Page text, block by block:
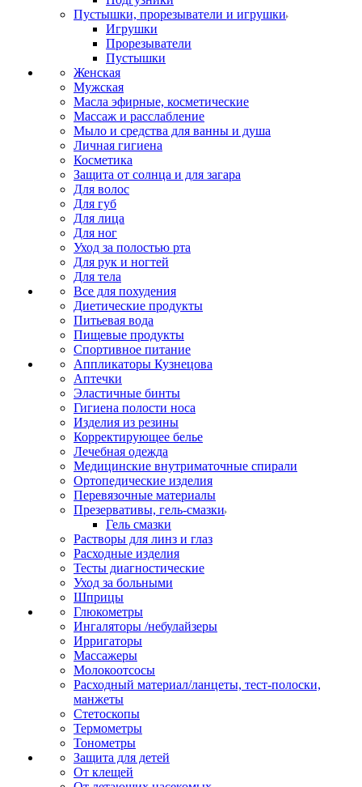
Пустышки, прорезыватели и игрушки
Игрушки
Прорезыватели
Пустышки
Женская
Мужская
Масла эфирные, косметические
Массаж и расслабление
Мыло и средства для ванны и душа
Личная гигиена
Косметика
Защита от солнца и для загара
Для волос
Для губ
Для лица
Для ног
Уход за полостью рта
Для рук и ногтей
Для тела
Все для похудения
Диетические продукты
Питьевая вода
Пищевые продукты
Спортивное питание
Аппликаторы Кузнецова
Аптечки
Эластичные бинты
Гигиена полости носа
Изделия из резины
Корректирующее белье
Лечебная одежда
Медицинские внутриматочные спирали
Ортопедические изделия
Перевязочные материалы
Презервативы, гель-смазки
Гель смазки
Растворы для линз и глаз
Расходные изделия
Тесты диагностические
Уход за больными
Шприцы
Глюкометры
Ингаляторы /небулайзеры
Ирригаторы
Массажеры
Молокоотсосы
Расходный материал/ланцеты, тест-полоски,
манжеты
Стетоскопы
Термометры
Тонометры
Защита для детей
От клещей